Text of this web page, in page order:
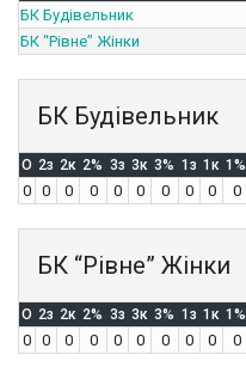
БК Будівельник
БК “Рівне” Жінки
БК Будівельник
O 2з 2к 2% 3з 3к 3% 1з 1к 1%
0 0 0 0 0 0 0 0 0 0
БК “Рівне” Жінки
O 2з 2к 2% 3з 3к 3% 1з 1к 1%
0 0 0 0 0 0 0 0 0 0